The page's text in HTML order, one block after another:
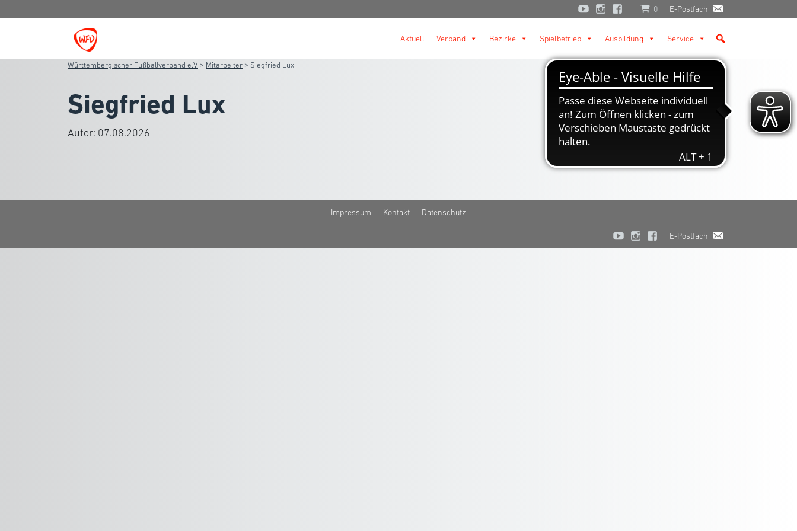
0 E-Postfach
Aktuell Verband Bezirke Spielbetrieb Ausbildung Service
Württembergischer Fußballverband e.V. > Mitarbeiter > Siegfried Lux
Siegfried Lux
Autor: 07.08.2026
Impressum Kontakt Datenschutz
E-Postfach